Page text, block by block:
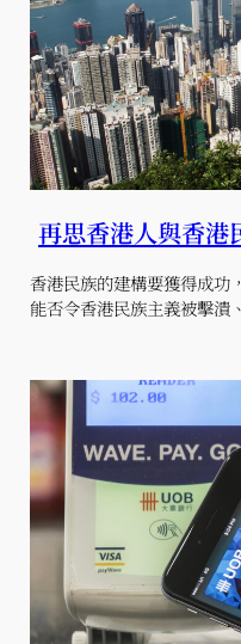
再思香港人與香港
香港民族的建構要獲得成功
能否令香港民族主義被擊